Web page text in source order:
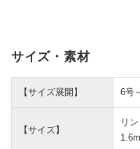
サイズ・素材
【サイズ展開】 6号
【サイズ】
リ